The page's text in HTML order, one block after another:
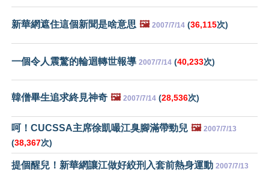
新華網遮住這個新聞是啥意思 🖼️ 2007/7/14 (36,115次)
一個令人震驚的輪迴轉世報導 2007/7/14 (40,233次)
韓僧畢生追求終見神奇 🖼️ 2007/7/14 (28,536次)
呵！CUCSSA主席徐凱嘬江臭腳滿帶勁兒 🖼️ 2007/7/13
(38,367次)
提個醒兒！新華網讓江做好絞刑入套前熱身運動 2007/7/13